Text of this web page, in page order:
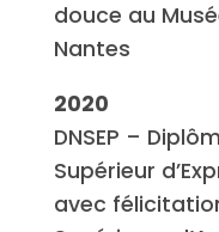
douce au
Nantes
2020
DNSEP –
Supérieur
avec